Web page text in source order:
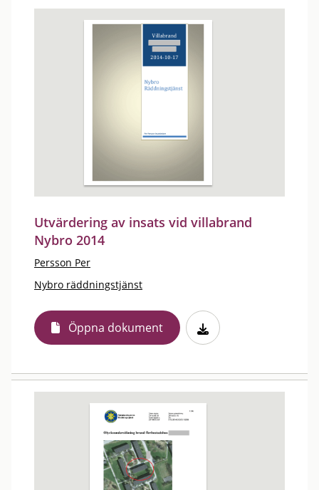
Utvärdering av insats vid villabrand
Nybro 2014
Persson Per
Nybro räddningstjänst
Öppna dokument